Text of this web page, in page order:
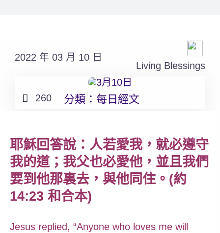
2022 年 03 月 10 日
Living Blessings
260 分類： 每日經文
耶穌回答說：人若愛我，就必遵守
我的道；我父也必愛他，並且我們
要到他那裏去，與他同住。(約
14:23 和合本)
Jesus replied, “Anyone who loves me will